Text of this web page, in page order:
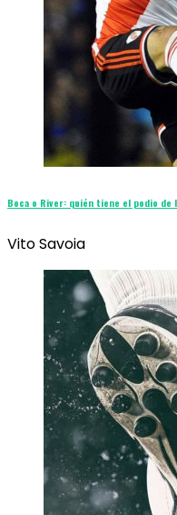
Boca o River: quién tiene el podio de
Vito Savoia